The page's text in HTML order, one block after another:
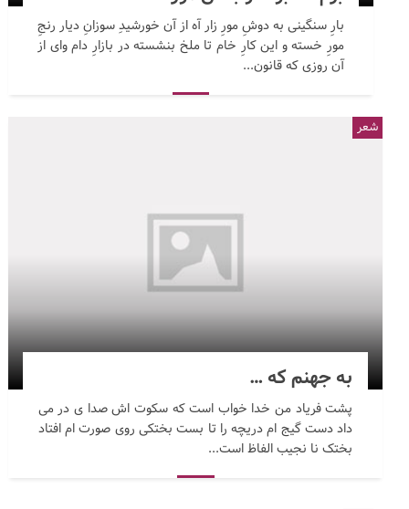
بارِ سنگینی به دوشِ مورِ زار آه از آن خورشیدِ سوزانِ دیار رنجِ
مورِ خسته و این کارِ خام تا ملخ بنشسته در بازارِ دام وای از
آن روزی که قانون...
به جهنم که …
پشت فریاد من خدا خواب است که سکوت اش صدا ی در می
داد دست گیج ام دریچه را تا بست بختکی روی صورت ام افتاد
بختک نا نجیب الفاظ است...
شعر